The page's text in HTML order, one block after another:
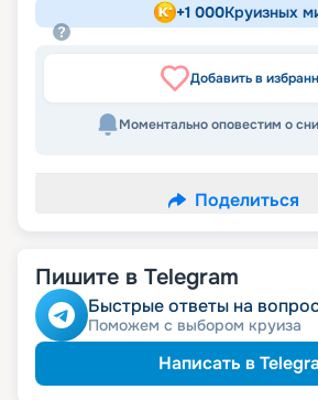
+1 000Круизных
Добавить в
Моментально оповестим о
Поделиться
Пишите в Telegram
Быстрые ответы на
Поможем с выбором круиза
Написать в